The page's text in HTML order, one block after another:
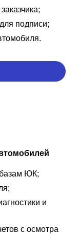
подписи;
ЮК;
и
с осмотра